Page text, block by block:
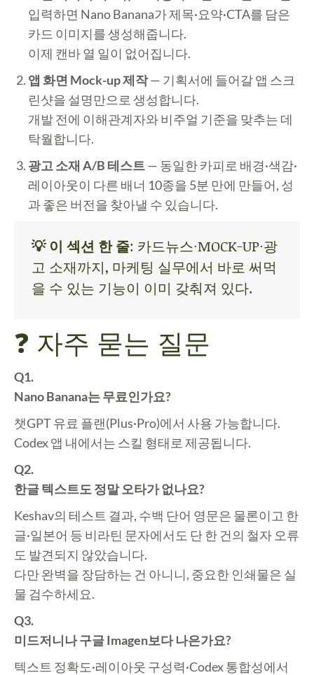
입력하면 Nano Banana가 제목·요약·CTA를 담은
카드 이미지를 생성해줍니다.
이제 캔바 열 일이 없어집니다.
앱 화면 Mock-up 제작— 기획서에 들어갈 앱 스크
린샷을 설명만으로 생성합니다.
개발 전에 이해관계자와 비주얼 기준을 맞추는 데
탁월합니다.
광고 소재 A/B 테스트— 동일한 카피로 배경·색감·
레이아웃이 다른 배너 10종을 5분 만에 만들어, 성
과 좋은 버전을 찾아낼 수 있습니다.
💡 이 섹션 한 줄: 카드뉴스·MOCK-UP·광
고 소재까지, 마케팅 실무에서 바로 써먹
을 수 있는 기능이 이미 갖춰져 있다.
❓ 자주 묻는 질문
Q1.
Nano Banana는 무료인가요?
챗GPT 유료 플랜(Plus·Pro)에서 사용 가능합니다.
Codex 앱 내에서는 스킬 형태로 제공됩니다.
Q2.
한글 텍스트도 정말 오타가 없나요?
Keshav의 테스트 결과, 수백 단어 영문은 물론이고 한
글·일본어 등 비라틴 문자에서도 단 한 건의 철자 오류
도 발견되지 않았습니다.
다만 완벽을 장담하는 건 아니니, 중요한 인쇄물은 실
물 검수하세요.
Q3.
미드저니나 구글 Imagen보다 나은가요?
텍스트 정확도·레이아웃 구성력·Codex 통합성에서